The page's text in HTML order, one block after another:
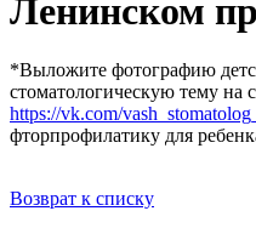
Ленинском
*Выложите фотографию
стоматологическую тему
https://vk.com/
фторпрофилатику для
Возврат к списку